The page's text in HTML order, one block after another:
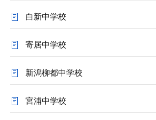
白新中学校
寄居中学校
新潟柳都中学校
宮浦中学校